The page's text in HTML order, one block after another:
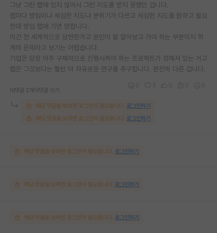
그냥 그런 랩에 있지 않아서 그런 지도를 받지 못했던 겁니다.
랩마다 방임이냐 세심한 지도냐 분위기가 다르고 세심한 지도를 원하고 필요
한데 방임 랩에 가면 망합니다.
이건 전 세계적으로 당연한거고 본인이 잘 알아보고 가야 하는 부분이지 학
계의 문제라고 보기는 어렵습니다.
기업은 당장 아주 구체적으로 진행시켜야 하는 프로젝트가 정해져 있는 거고
랩은 그것보다는 훨씬 더 자유로운 연구를 추구합니다. 완전히 다른 겁니다.
대댓글 2개 대댓글 쓰기
해당 댓글을 보려면 로그인이 필요합니다. 로그인하기
해당 댓글을 보려면 로그인이 필요합니다. 로그인하기
해당 댓글을 보려면 로그인이 필요합니다. 로그인하기
해당 댓글을 보려면 로그인이 필요합니다. 로그인하기
해당 댓글을 보려면 로그인이 필요합니다. 로그인하기